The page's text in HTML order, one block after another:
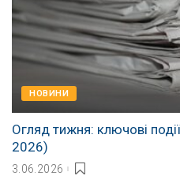
НОВИНИ
Огляд тижня: ключові події
2026)
3.06.2026